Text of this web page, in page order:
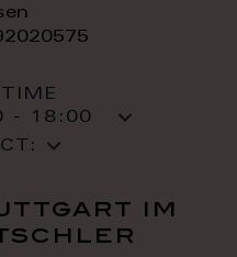
- 18:00
im